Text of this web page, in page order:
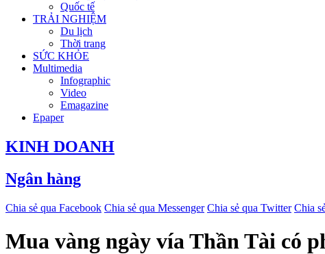
Quốc tế
TRẢI NGHIỆM
Du lịch
Thời trang
SỨC KHỎE
Multimedia
Infographic
Video
Emagazine
Epaper
KINH DOANH
Ngân hàng
Chia sẻ qua Facebook Chia sẻ qua Messenger Chia sẻ qua Twitter Chia
Mua vàng ngày vía Thần Tài có